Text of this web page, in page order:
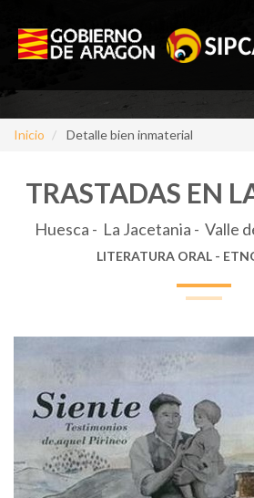
Inicio Detalle bien inmaterial
TRASTADAS EN
Huesca - La Jacetania - Valle
LITERATURA ORAL -